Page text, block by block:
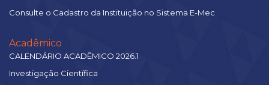
Consulte o Cadastro da Instituição no Sistema E-Mec
Acadêmico
CALENDÁRIO ACADÊMICO 2026.1
Investigação Científica